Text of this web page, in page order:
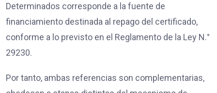
Determinados corresponde a la fuente de
financiamiento destinada al repago del certificado,
conforme a lo previsto en el Reglamento de la Ley N.°
29230.
Por tanto, ambas referencias son complementarias,